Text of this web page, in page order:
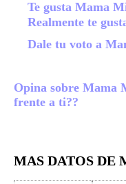
Te gusta Mama
Realmente te
Dale tu voto a
Opina sobre Mama
frente a ti??
MAS DATOS DE